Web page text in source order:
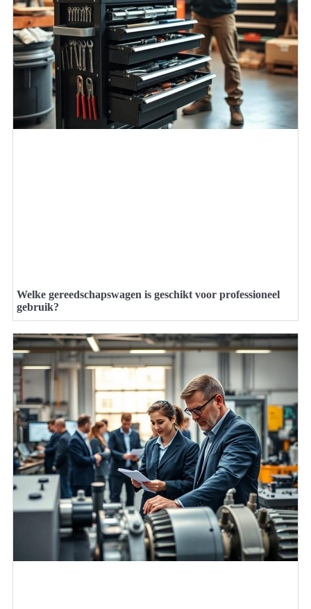
Welke gereedschapswagen is geschikt voor professioneel
gebruik?